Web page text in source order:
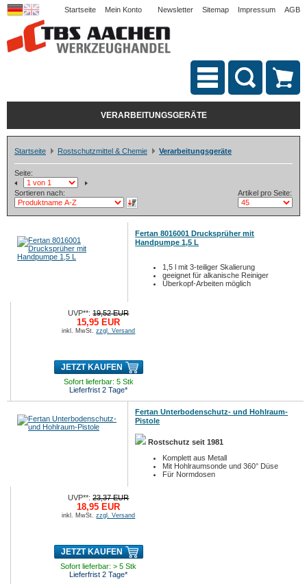
Startseite Mein Konto Newsletter Sitemap Impressum AGB
VERARBEITUNGSGERÄTE
Startseite Rostschutzmittel & Chemie Verarbeitungsgeräte
Seite:
Sortieren nach: Artikel pro Seite:
Fertan 8016001 Drucksprüher mit
Handpumpe 1,5 L
1,5 l mit 3-teiliger Skalierung
geeignet für alkanische Reiniger
Überkopf-Arbeiten möglich
UVP**:19,52 EUR
15,95 EUR
inkl. MwSt.zzgl. Versand
JETZT KAUFEN
Sofort lieferbar: 5 Stk
Lieferfrist 2 Tage*
Fertan Unterbodenschutz- und Hohlraum-
Pistole
Rostschutz seit 1981
Komplett aus Metall
Mit Hohlraumsonde und 360° Düse
Für Normdosen
UVP**:23,37 EUR
18,95 EUR
inkl. MwSt.zzgl. Versand
JETZT KAUFEN
Sofort lieferbar: > 5 Stk
Lieferfrist 2 Tage*